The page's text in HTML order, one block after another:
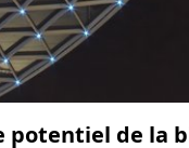
potentiel de la